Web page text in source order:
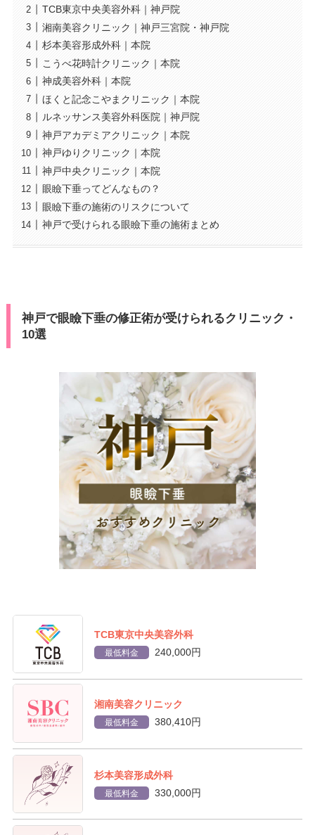
TCB東京中央美容外科｜神戸院
湘南美容クリニック｜神戸三宮院・神戸院
杉本美容形成外科｜本院
こうべ花時計クリニック｜本院
神成美容外科｜本院
ほくと記念こやまクリニック｜本院
ルネッサンス美容外科医院｜神戸院
神戸アカデミアクリニック｜本院
神戸ゆりクリニック｜本院
神戸中央クリニック｜本院
眼瞼下垂ってどんなもの？
眼瞼下垂の施術のリスクについて
神戸で受けられる眼瞼下垂の施術まとめ
神戸で眼瞼下垂の修正術が受けられるクリニック・
10選
TCB東京中央美容外科
最低料金 240,000円
湘南美容クリニック
最低料金 380,410円
杉本美容形成外科
最低料金 330,000円